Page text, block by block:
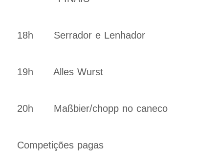
18h Serrador e Lenhador
19h Alles Wurst
20h Maßbier/chopp no caneco
Competições pagas